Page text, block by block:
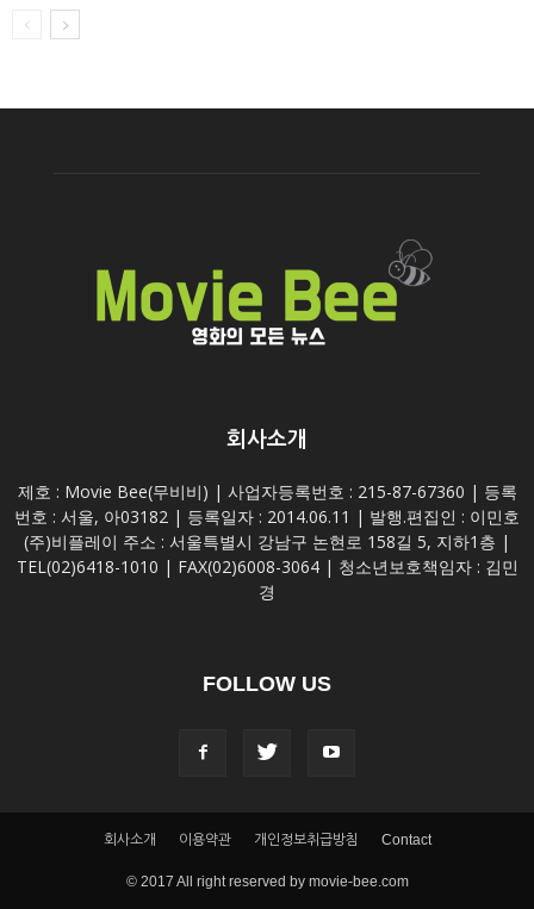
회사소개
제호 : Movie Bee(무비비) | 사업자등록번호 : 215-87-67360 | 등록
번호 : 서울, 아03182 | 등록일자 : 2014.06.11 | 발행.편집인 : 이민호
(주)비플레이 주소 : 서울특별시 강남구 논현로 158길 5, 지하1층 |
TEL(02)6418-1010 | FAX(02)6008-3064 | 청소년보호책임자 : 김민
경
FOLLOW US
회사소개 이용약관 개인정보취급방침 Contact
© 2017 All right reserved by movie-bee.com